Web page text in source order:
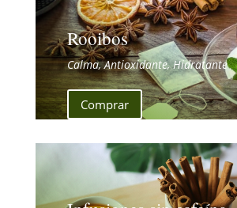
Rooibos
Calma, Antioxidante, Hidratante
Comprar